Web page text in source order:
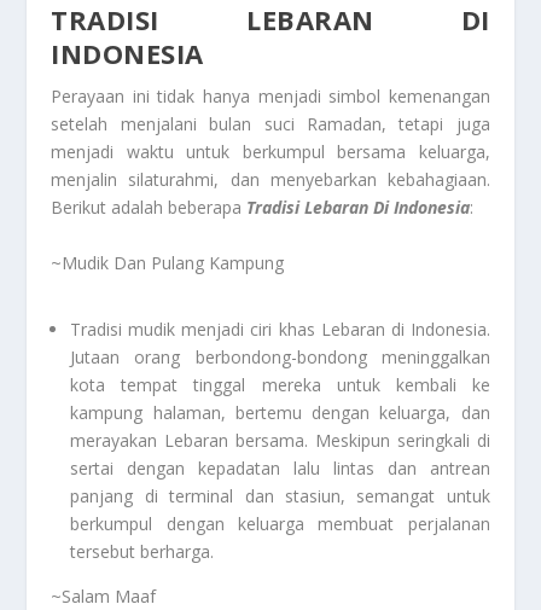
TRADISI LEBARAN DI
INDONESIA
Perayaan ini tidak hanya menjadi simbol kemenangan
setelah menjalani bulan suci Ramadan, tetapi juga
menjadi waktu untuk berkumpul bersama keluarga,
menjalin silaturahmi, dan menyebarkan kebahagiaan.
Berikut adalah beberapa Tradisi Lebaran Di Indonesia:
~Mudik Dan Pulang Kampung
Tradisi mudik menjadi ciri khas Lebaran di Indonesia.
Jutaan orang berbondong-bondong meninggalkan
kota tempat tinggal mereka untuk kembali ke
kampung halaman, bertemu dengan keluarga, dan
merayakan Lebaran bersama. Meskipun seringkali di
sertai dengan kepadatan lalu lintas dan antrean
panjang di terminal dan stasiun, semangat untuk
berkumpul dengan keluarga membuat perjalanan
tersebut berharga.
~Salam Maaf